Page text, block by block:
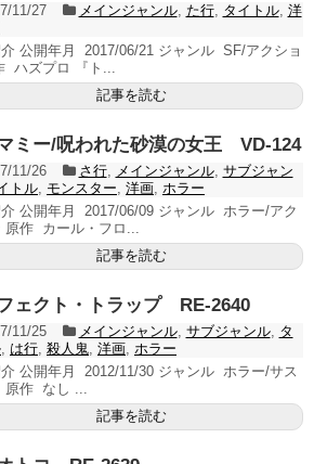
11/27 メインジャンル, た行, タイトル, 洋
公開年月 2017/06/21 ジャンル SF/アクショ
ハズプロ 『ト...
記事を読む
ミー/呪われた砂漠の女王 VD-124
11/26 さ行, メインジャンル, サブジャン
トル モンスター 洋画 ホラー
公開年月 2017/06/09 ジャンル ホラー/アク
原作 カール・フロ...
記事を読む
ェクト・トラップ RE-2640
11/25 メインジャンル, サブジャンル, タ
は行 殺人鬼 洋画 ホラー
公開年月 2012/11/30 ジャンル ホラー/サス
原作 なし ...
記事を読む